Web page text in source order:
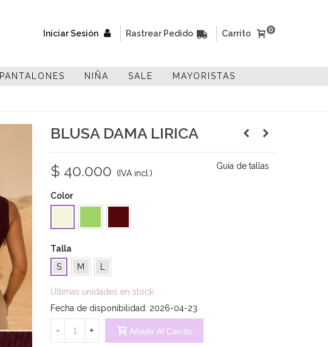
Iniciar Sesión Rastrear Pedido 0
Carrito
PANTALONES NIÑA SALE MAYORISTAS
BLUSA DAMA LIRICA
$ 40.000 (IVA incl.)
Guía de tallas
Color
Talla
S
M
Últimas unidades en stock
Fecha de disponibilidad: 2026-04-23
- + Añadir Al Carrito